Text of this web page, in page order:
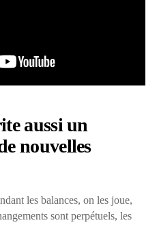
aussi un
nouvelles
les balances, on les joue,
sont perpétuels, les